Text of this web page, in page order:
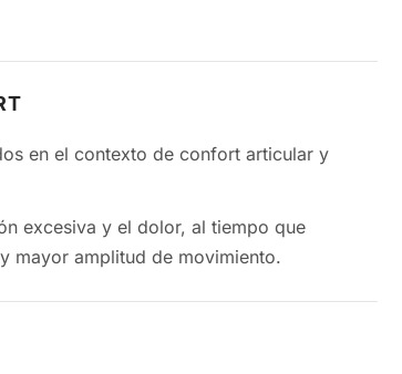
en el contexto de confort articular y
excesiva y el dolor, al tiempo que
saludables y mayor amplitud de movimiento.